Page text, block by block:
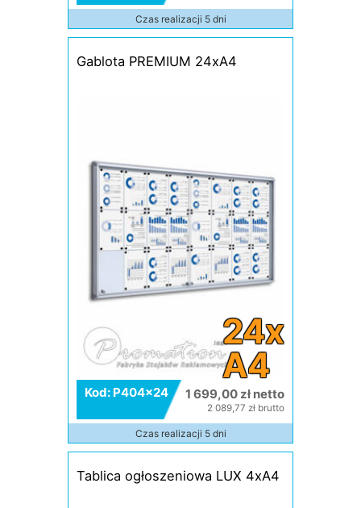
Czas realizacji 5 dni
Gablota PREMIUM 24xA4
24x
A4
Kod: P404x24 1 699,00 zł netto
2 089,77 zł brutto
Czas realizacji 5 dni
Tablica ogłoszeniowa LUX 4xA4